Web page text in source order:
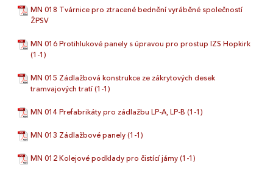
MN 018 Tvárnice pro ztracené bednění vyráběné společností
ŽPSV
MN 016 Protihlukové panely s úpravou pro prostup IZS Hopkirk
(1-1)
MN 015 Zádlažbová konstrukce ze zákrytových desek
tramvajových tratí (1-1)
MN 014 Prefabrikáty pro zádlažbu LP-A, LP-B (1-1)
MN 013 Zádlažbové panely (1-1)
MN 012 Kolejové podklady pro čistící jámy (1-1)